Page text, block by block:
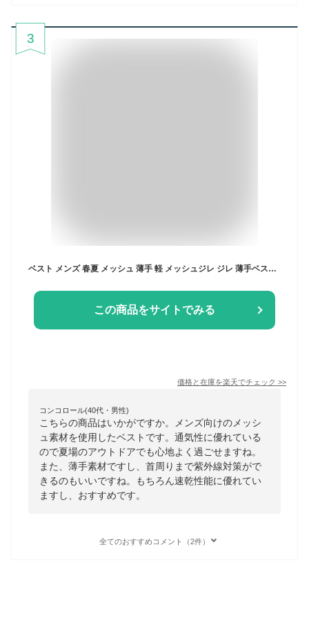
3
ベスト メンズ 春夏 メッシュ 薄手 軽 メッシュジレ ジレ 薄手ベスト ライトアウター 夏アウター ジャケット ワークベスト ジレベスト 立ち襟 前開き 多機能 速乾 撥水 通気性 涼し ポケット付き デート キャンプ 山登り ゴルフ スポーツウエア アウトドア 日常 デート
この商品をサイトでみる
価格と在庫を楽天でチェック >>
コンコロール(40代・男性)
こちらの商品はいかがですか。メンズ向けのメッシ
ュ素材を使用したベストです。通気性に優れている
ので夏場のアウトドアでも心地よく過ごせますね。
また、薄手素材ですし、首周りまで紫外線対策がで
きるのもいいですね。もちろん速乾性能に優れてい
ますし、おすすめです。
全てのおすすめコメント（2件）